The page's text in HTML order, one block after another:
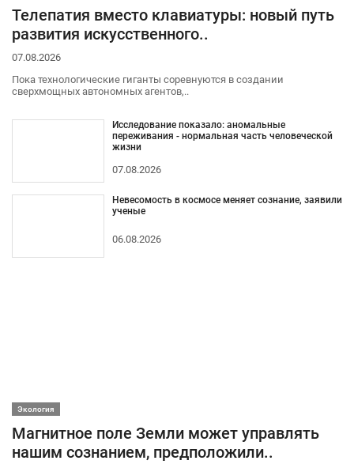
Телепатия вместо клавиатуры: новый путь
развития искусственного..
07.08.2026
Пока технологические гиганты соревнуются в создании
сверхмощных автономных агентов,..
Исследование показало: аномальные
переживания - нормальная часть человеческой
жизни
07.08.2026
Невесомость в космосе меняет сознание, заявили
ученые
06.08.2026
Экология
Магнитное поле Земли может управлять
нашим сознанием, предположили..